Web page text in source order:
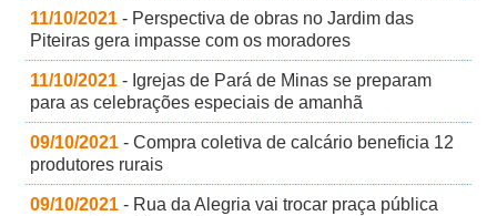
11/10/2021 - Perspectiva de obras no Jardim das
Piteiras gera impasse com os moradores
11/10/2021 - Igrejas de Pará de Minas se preparam
para as celebrações especiais de amanhã
09/10/2021 - Compra coletiva de calcário beneficia 12
produtores rurais
09/10/2021 - Rua da Alegria vai trocar praça pública